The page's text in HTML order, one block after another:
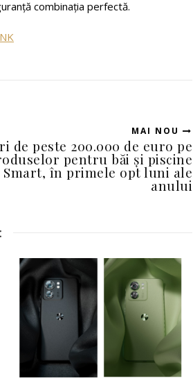
combinația perfectă.
MAI NOU
de peste 200.000 de euro pe
pentru băi și piscine
în primele opt luni ale
anului